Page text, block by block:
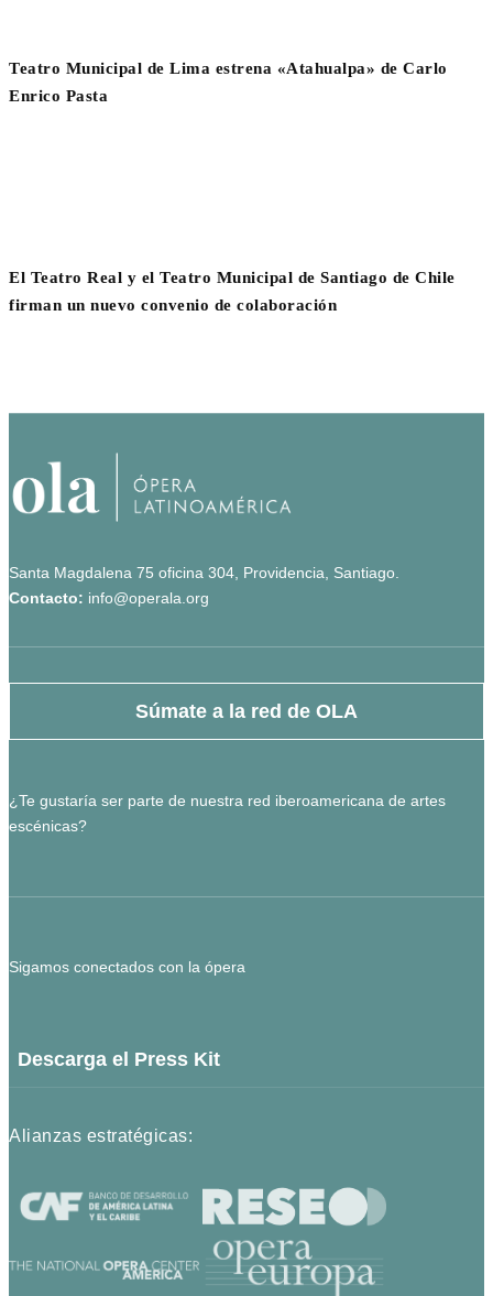
Teatro Municipal de Lima estrena «Atahualpa» de Carlo
Enrico Pasta
El Teatro Real y el Teatro Municipal de Santiago de Chile
firman un nuevo convenio de colaboración
Santa Magdalena 75 oficina 304, Providencia, Santiago.
Contacto: info@operala.org
Súmate a la red de OLA
¿Te gustaría ser parte de nuestra red iberoamericana de artes
escénicas?
Sigamos conectados con la ópera
Descarga el Press Kit
Alianzas estratégicas: